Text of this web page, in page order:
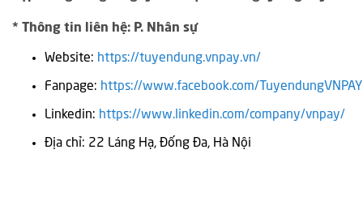
* Thông tin liên hệ: P. Nhân sự
Website: https://tuyendung.vnpay.vn/
Fanpage: https://www.facebook.com/TuyendungVNPAY
Linkedin: https://www.linkedin.com/company/vnpay/
Địa chỉ: 22 Láng Hạ, Đống Đa, Hà Nội